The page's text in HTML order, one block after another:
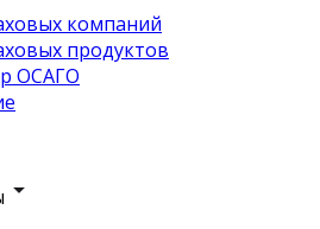
компаний
продуктов
ОСАГО